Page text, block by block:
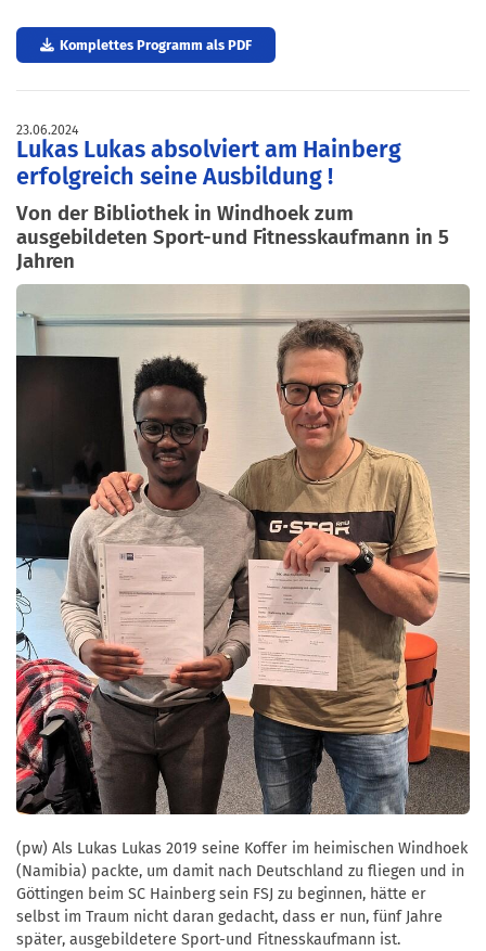
Komplettes Programm als PDF
23.06.2024
Lukas Lukas absolviert am Hainberg
erfolgreich seine Ausbildung !
Von der Bibliothek in Windhoek zum
ausgebildeten Sport-und Fitnesskaufmann in 5
Jahren
(pw) Als Lukas Lukas 2019 seine Koffer im heimischen Windhoek
(Namibia) packte, um damit nach Deutschland zu fliegen und in
Göttingen beim SC Hainberg sein FSJ zu beginnen, hätte er
selbst im Traum nicht daran gedacht, dass er nun, fünf Jahre
später, ausgebildetere Sport-und Fitnesskaufmann ist.